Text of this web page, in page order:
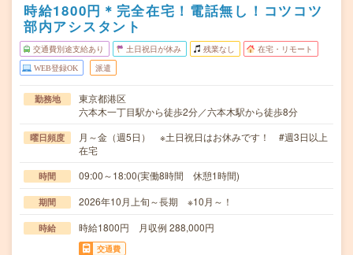
時給1800円＊完全在宅！電話無し！コツコツ
部内アシスタント
交通費別途支給あり 土日祝日が休み 残業なし 在宅・リモート
WEB登録OK 派遣
勤務地
東京都港区
六本木一丁目駅から徒歩2分／六本木駅から徒歩8分
曜日頻度
月～金（週5日） ※土日祝日はお休みです！ #週3日以上
在宅
時間 09:00～18:00(実働8時間 休憩1時間)
期間 2026年10月上旬～長期 ※10月～！
時給 時給1800円 月収例 288,000円
交通費